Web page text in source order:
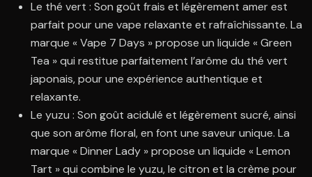
Le thé vert : Son goût frais et légèrement amer est
parfait pour une vape relaxante et rafraîchissante. La
marque « Vape 7 Days » propose un liquide « Green
Tea » qui restitue parfaitement l’arôme du thé vert
japonais, pour une expérience authentique et
relaxante.
Le yuzu : Son goût acidulé et légèrement sucré, ainsi
que son arôme floral, en font une saveur unique. La
marque « Dinner Lady » propose un liquide « Lemon
Tart » qui combine le yuzu, le citron et la crème pour